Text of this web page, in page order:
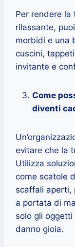
Per rendere la
rilassante,
morbidi e una
cuscini,
invitante e
Come
diventi
evitare che la
Utilizza
come scatole
scaffali aperti,
a portata di
solo gli
danno gioia.